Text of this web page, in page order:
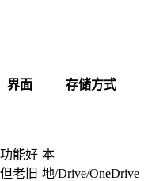
界面 存储方式
功能好
但老旧
本
地/Drive/OneDrive